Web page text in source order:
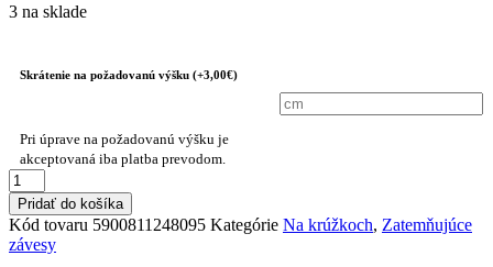
3 na sklade
Skrátenie na požadovanú výšku (+3,00€)
Pri úprave na požadovanú výšku je
akceptovaná iba platba prevodom.
množstvo
Hotový
záves
135
X
Pridať do košíka
Kód tovaru 5900811248095 Kategórie Na krúžkoch, Zatemňujúce
závesy